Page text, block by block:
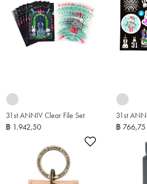
31st ANNIV Clear File Set
฿ 1.942,50
31st
฿ 766,75
เพิ่มในราย